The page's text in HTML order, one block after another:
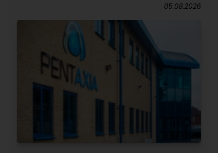
05.08.2026